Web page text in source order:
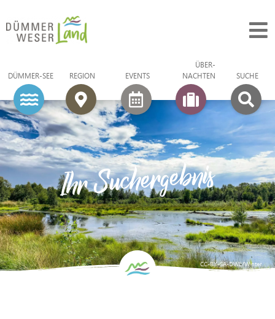
DÜMMER-SEE REGION EVENTS
ÜBER­
NACHTEN
SUCHE
Ihr Suchergebnis
CC-BY-SA-DWL/Winter